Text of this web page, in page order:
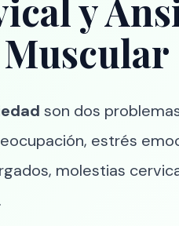
y
son dos
estrés
molestias